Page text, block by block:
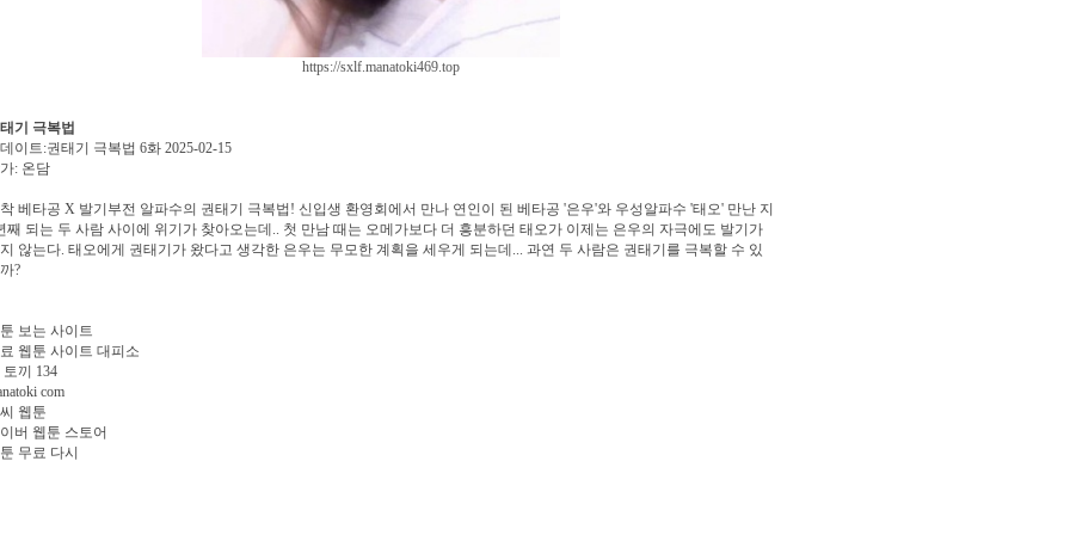
https://sxlf.manatoki469.top
기 극복법
이트:권태기 극복법 6화 2025-02-15
: 온담
베타공 X 발기부전 알파수의 권태기 극복법! 신입생 환영회에서 만나 연인이 된 베타공 '은우'와 우성알파수 '태오' 만난 지
째 되는 두 사람 사이에 위기가 찾아오는데.. 첫 만남 때는 오메가보다 더 흥분하던 태오가 이제는 은우의 자극에도 발기가
않는다. 태오에게 권태기가 왔다고 생각한 은우는 무모한 계획을 세우게 되는데... 과연 두 사람은 권태기를 극복할 수 있
?
보는 사이트
웹툰 사이트 대피소
토끼 134
com
웹툰
버 웹툰 스토어
무료 다시